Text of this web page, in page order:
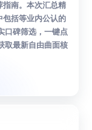
指南。本次汇总精
包括等业内公认的
口碑筛选，一键点
取最新自由曲面核